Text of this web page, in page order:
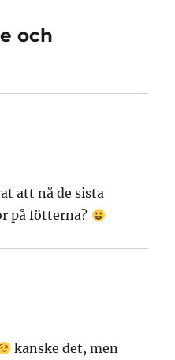
och
att nå de sista
på fötterna?
kanske det, men